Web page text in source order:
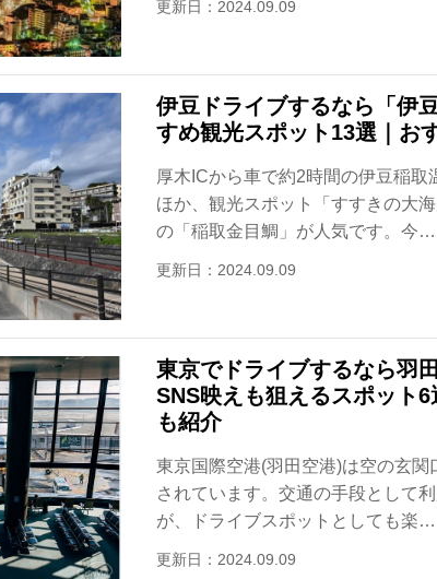
更新日：2024.09.09
伊豆ドライブするなら「伊
すめ観光スポット13選｜お
厚木ICから車で約2時間の伊豆稲取
ほか、観光スポット「すすきの大
の「稲取金目鯛」が人気です。今…
更新日：2024.09.09
東京でドライブするなら羽
SNS映えも狙えるスポット
も紹介
東京国際空港(羽田空港)は空の玄関
されています。交通の手段として
が、ドライブスポットとしても楽…
更新日：2024.09.09